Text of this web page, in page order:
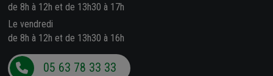
de 8h à 12h et de 13h30 à 17h
Le vendredi
de 8h à 12h et de 13h30 à 16h
05 63 78 33 33